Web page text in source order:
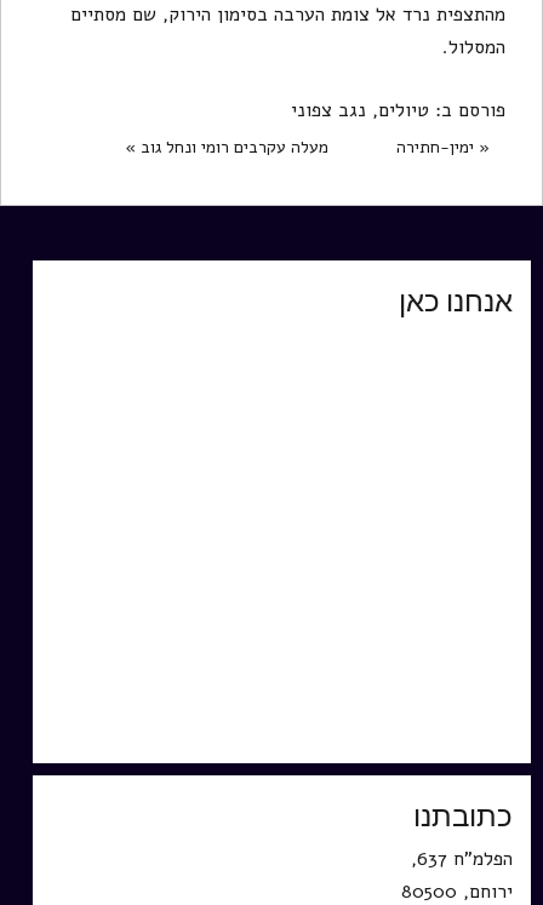
מהתצפית נרד אל צומת הערבה בסימון הירוק, שם מסתיים
המסלול.
פורסם ב: טיולים, נגב צפוני
« ימין-חתירה מעלה עקרבים רומי ונחל גוב »
אנחנו כאן
כתובתנו
הפלמ"ח 637,
ירוחם, 80500